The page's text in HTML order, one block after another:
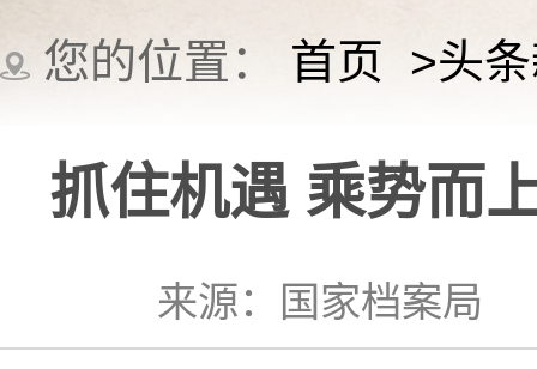
您的位置： 首页 >头
抓住机遇 乘势而
来源：国家档案